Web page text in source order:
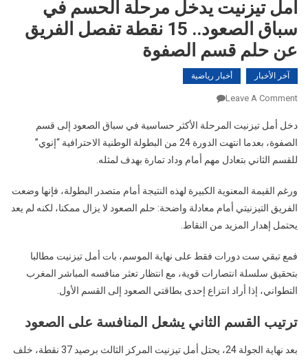
أمل تيزنيت يدخل مرحلة الحسم في
سباق الصعود.. 15 نقطة تفصل الفريق
عن حلم قسم الصفوة
آخر الأخبار أخبار رياضية
Leave A Comment
تيزنيت
يدخل
مرحلة
في
سباق
الصعود..
نقطة
تفصل
الفريق
حلم
الصفوة
دخل أمل تيزنيت المرحلة الأكثر حساسية في سباق الصعود إلى قسم
الصفوة، بعدما انتهت الدورة 24 من البطولة الوطنية الاحترافية “إنوي”
للقسم الثاني بتعادل مهم أمام وداد تمارة بهدف لمثله.
ورغم القيمة المعنوية الكبيرة لهذه النتيجة أمام متصدر البطولة، فإنها وضعت
الفريق التيزنيتي أمام معادلة واضحة: حلم الصعود لا يزال ممكنا، لكنه لم يعد
يحتمل إهدار المزيد من النقاط.
فمع تبقي ست دورات فقط على نهاية الموسم، بات أمل تيزنيت مطالبا
بتحقيق سلسلة انتصارات قوية، مع انتظار تعثر منافسه المباشر المغرب
التطواني، إذا أراد انتزاع إحدى بطاقتي الصعود إلى القسم الأول.
ترتيب القسم الثاني يشعل المنافسة على الصعود
بعد نهاية الجولة 24، يحتل أمل تيزنيت المركز الثالث برصيد 37 نقطة، خلف